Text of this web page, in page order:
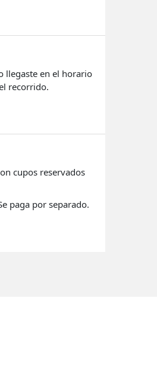
llegaste en el horario
recorrido.
cupos reservados
paga por separado.